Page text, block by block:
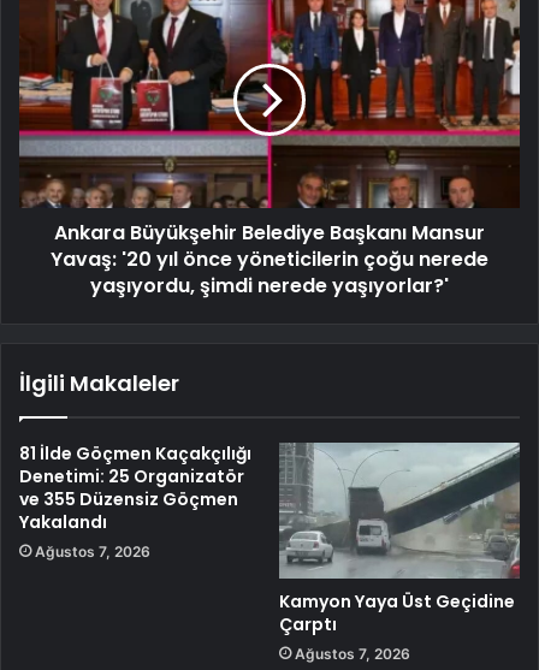
Ankara Büyükşehir Belediye Başkanı Mansur
Yavaş: '20 yıl önce yöneticilerin çoğu nerede
yaşıyordu, şimdi nerede yaşıyorlar?'
İlgili Makaleler
81 İlde Göçmen Kaçakçılığı
Denetimi: 25 Organizatör
ve 355 Düzensiz Göçmen
Yakalandı
Ağustos 7, 2026
Kamyon Yaya Üst Geçidine
Çarptı
Ağustos 7, 2026